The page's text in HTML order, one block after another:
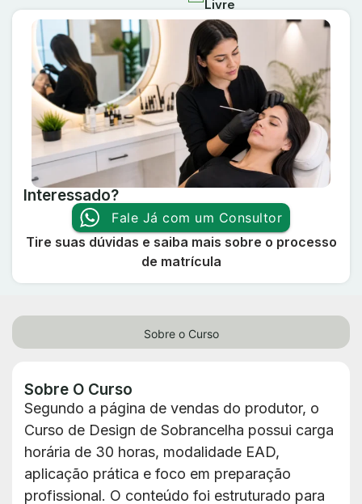
Livre
Interessado?
Fale Já com um Consultor
Tire suas dúvidas e saiba mais sobre o processo
de matrícula
Sobre o Curso
Sobre O Curso
Segundo a página de vendas do produtor, o
Curso de Design de Sobrancelha possui carga
horária de 30 horas, modalidade EAD,
aplicação prática e foco em preparação
profissional. O conteúdo foi estruturado para